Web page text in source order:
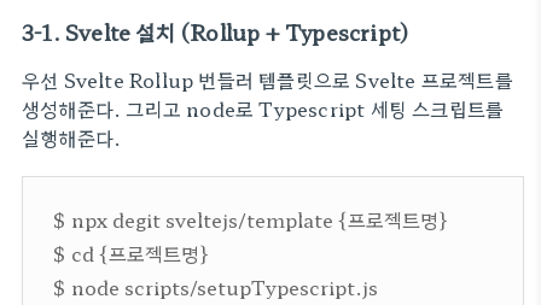
3-1. Svelte 설치 (Rollup + Typescript)
우선 Svelte Rollup 번들러 템플릿으로 Svelte 프로젝트를
생성해준다. 그리고 node로 Typescript 세팅 스크립트를
실행해준다.
$ npx degit sveltejs/template {프로젝트명}
$ cd {프로젝트명}
$ node scripts/setupTypescript.js